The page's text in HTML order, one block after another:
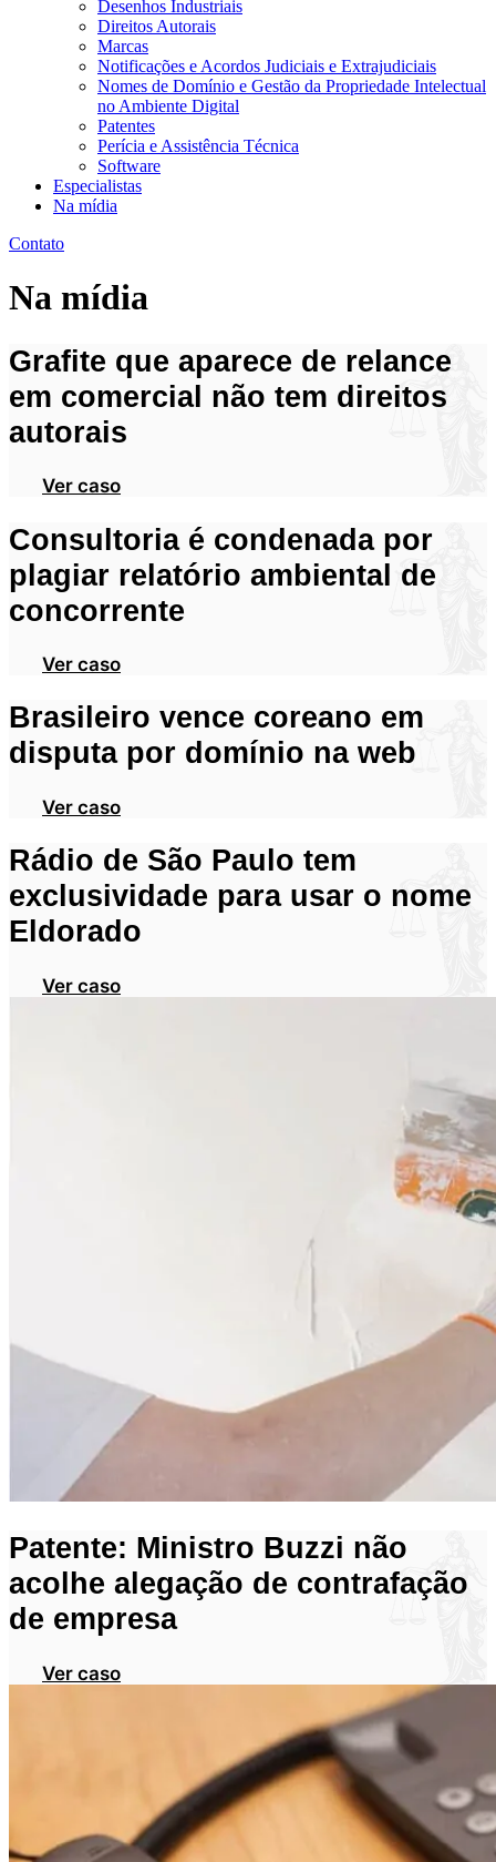
Desenhos Industriais
Direitos Autorais
Marcas
Notificações e Acordos Judiciais e Extrajudiciais
Nomes de Domínio e Gestão da Propriedade Intelectual
no Ambiente Digital
Patentes
Perícia e Assistência Técnica
Software
Especialistas
Na mídia
Contato
Na mídia
Grafite que aparece de relance
em comercial não tem direitos
autorais
Ver caso
Consultoria é condenada por
plagiar relatório ambiental de
concorrente
Ver caso
Brasileiro vence coreano em
disputa por domínio na web
Ver caso
Rádio de São Paulo tem
exclusividade para usar o nome
Eldorado
Ver caso
Patente: Ministro Buzzi não
acolhe alegação de contrafação
de empresa
Ver caso